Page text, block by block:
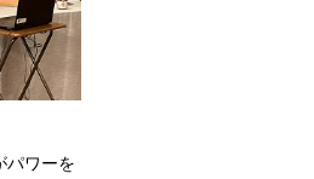
パワーを